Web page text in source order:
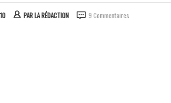
PARLA RÉDACTION 9 Commentaires